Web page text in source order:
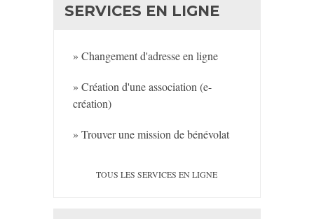
SERVICES EN LIGNE
Changement d'adresse en ligne
Création d'une association (e-
création)
Trouver une mission de bénévolat
TOUS LES SERVICES EN LIGNE